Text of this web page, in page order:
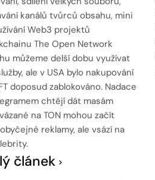
kanálů tvůrců obsahu, mini
Web3 projektů
The Open Network
můžeme delší dobu využívat
ale v USA bylo nakupování
doposud zablokováno. Nadace
chtějí dát masám
na TON mohou začít
reklamy, ale vsází na
článek